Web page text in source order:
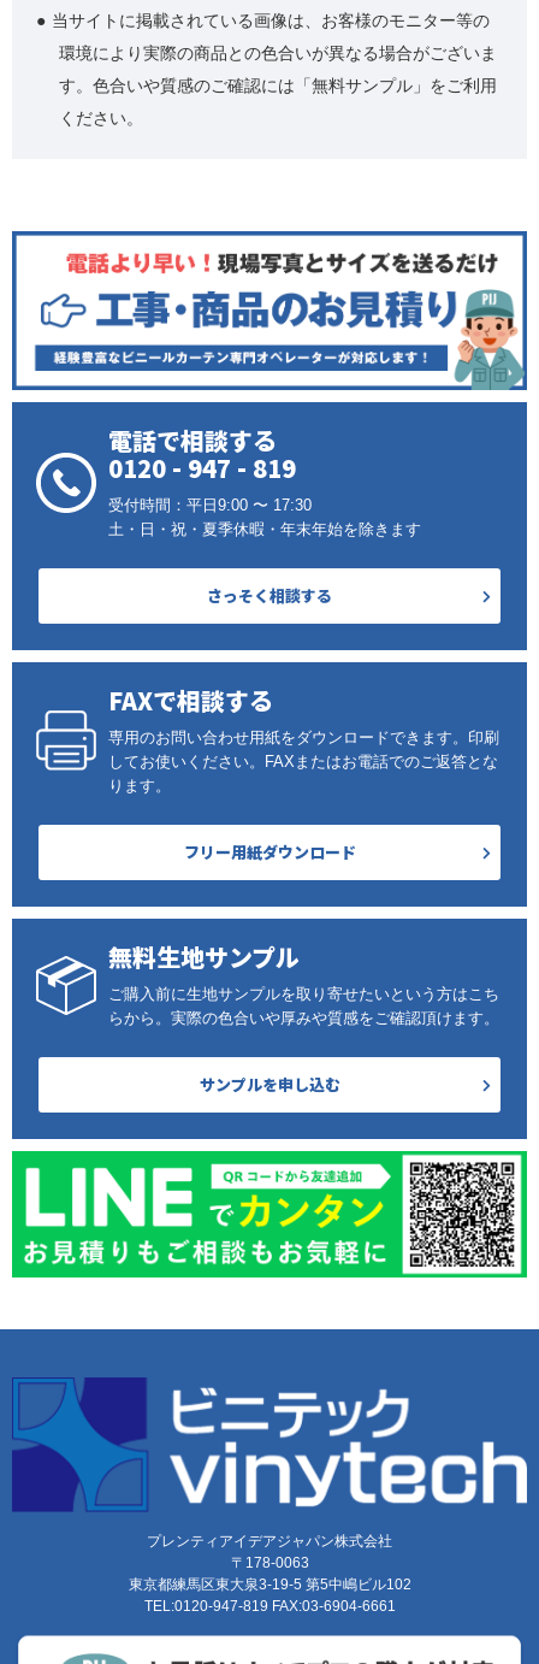
当サイトに掲載されている画像は、お客様のモニター等の
環境により実際の商品との色合いが異なる場合がございま
す。色合いや質感のご確認には「無料サンプル」をご利用
ください。
電話で相談する
0120 - 947 - 819
受付時間：平日9:00 〜 17:30
土・日・祝・夏季休暇・年末年始を除きます
さっそく相談する
FAXで相談する
専用のお問い合わせ用紙をダウンロードできます。印刷
してお使いください。FAXまたはお電話でのご返答とな
ります。
フリー用紙ダウンロード
無料生地サンプル
ご購入前に生地サンプルを取り寄せたいという方はこち
らから。実際の色合いや厚みや質感をご確認頂けます。
サンプルを申し込む
プレンティアイデアジャパン株式会社
〒178-0063
東京都練馬区東大泉3-19-5 第5中嶋ビル102
TEL:0120-947-819 FAX:03-6904-6661